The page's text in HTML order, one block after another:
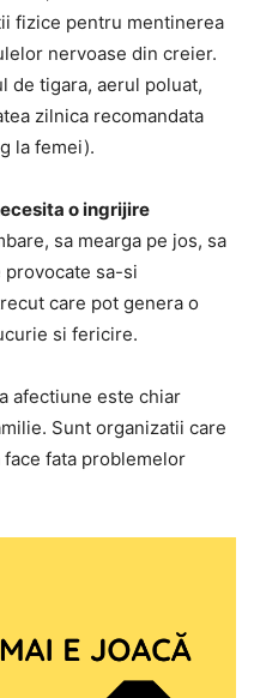
fizice pentru mentinerea
nervoase din creier.
de tigara, aerul poluat,
zilnica recomandata
la femei).
o ingrijire
sa mearga pe jos, sa
provocate sa-si
care pot genera o
si fericire.
afectiune este chiar
Sunt organizatii care
fata problemelor